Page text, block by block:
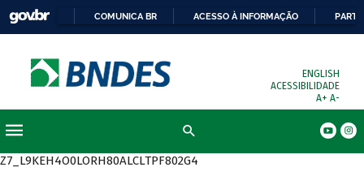
COMUNICA BR ACESSO À INFORMAÇÃO
ENGLISH
ACESSIBILIDADE
A+ A-
Z7_L9KEH4O0LORH80ALCLTPF802G4